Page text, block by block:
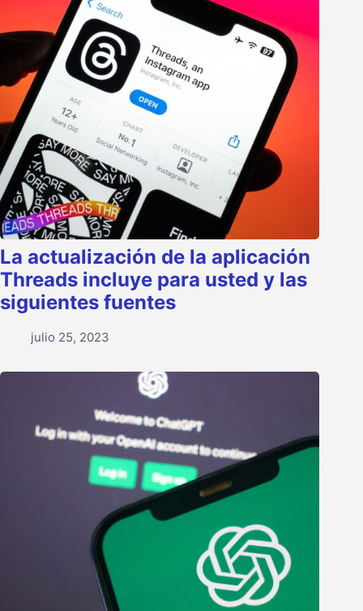
La actualización de la aplicación
Threads incluye para usted y las
siguientes fuentes
julio 25, 2023